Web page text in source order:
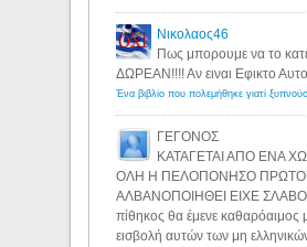
Νικολαος46
Πως μπορουμε να το
ΔΩΡΕΑΝ!!!! Αν ειναι Εφικτο
ΓΕΓΟΝΟΣ
ΚΑΤΑΓΕΤΑΙ ΑΠΟ ΕΝΑ
ΟΛΗ Η ΠΕΛΟΠΟΝΗΣΟ
ΑΛΒΑΝΟΠΟΙΗΘΕΙ ΕΙΧΕ
πίθηκος θα έμενε καθαρόαιμος
εισβολή αυτών των μη